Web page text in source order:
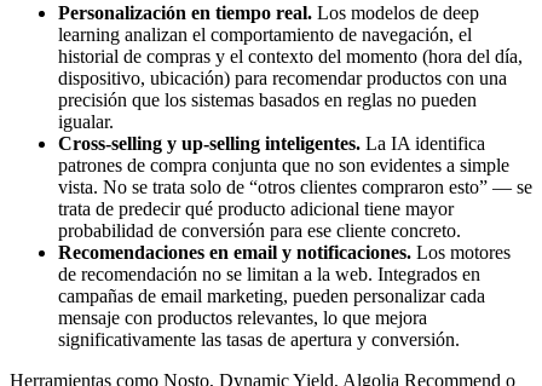
Personalización en tiempo real. Los modelos de deep
learning analizan el comportamiento de navegación, el
historial de compras y el contexto del momento (hora del día,
dispositivo, ubicación) para recomendar productos con una
precisión que los sistemas basados en reglas no pueden
igualar.
Cross-selling y up-selling inteligentes. La IA identifica
patrones de compra conjunta que no son evidentes a simple
vista. No se trata solo de “otros clientes compraron esto” — se
trata de predecir qué producto adicional tiene mayor
probabilidad de conversión para ese cliente concreto.
Recomendaciones en email y notificaciones. Los motores
de recomendación no se limitan a la web. Integrados en
campañas de email marketing, pueden personalizar cada
mensaje con productos relevantes, lo que mejora
significativamente las tasas de apertura y conversión.
Herramientas como Nosto, Dynamic Yield, Algolia Recommend o